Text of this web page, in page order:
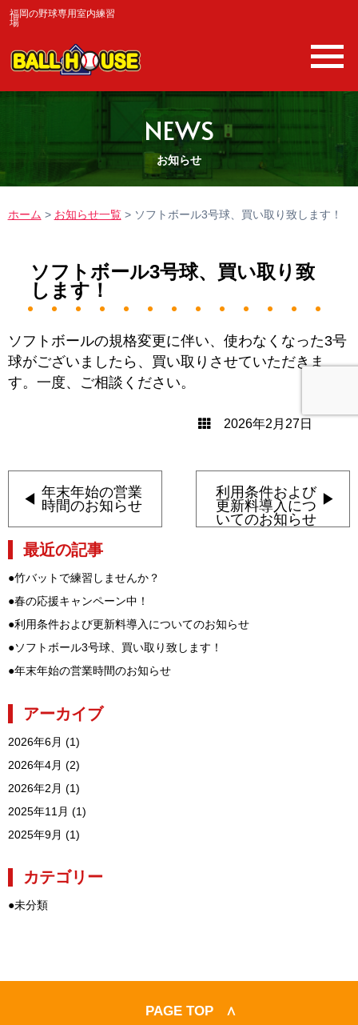
福岡の野球専用室内練習
場
NEWS
お知らせ
ホーム > お知らせ一覧> ソフトボール3号球、買い取り致します！
最近の記事
●竹バットで練習しませんか？
●春の応援キャンペーン中！
●利用条件および更新料導入についてのお知らせ
●ソフトボール3号球、買い取り致します！
●年末年始の営業時間のお知らせ
アーカイブ
2026年6月 (1)
2026年4月 (2)
2026年2月 (1)
2025年11月 (1)
2025年9月 (1)
カテゴリー
●未分類
ソフトボール3号球、買い取り致
します！
ソフトボールの規格変更に伴い、使わなくなった3号
球がございましたら、買い取りさせていただきま
す。一度、ご相談ください。
2026年2月27日
年末年始の営業
時間のお知らせ
利用条件および
更新料導入につ
いてのお知らせ
PAGE TOP